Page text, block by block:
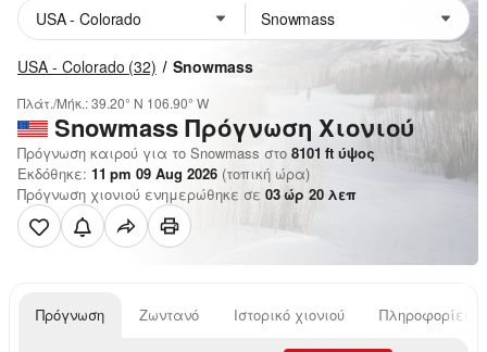
USA - Colorado (32) Snowmass
Πλάτ./Μήκ.:39.20° N 106.90° W
SnowmassΠρόγνωση Χιονιού
Πρόγνωση καιρού για το Snowmass στο 8101 ft ύψος
Εκδόθηκε: 11 pm 09 Aug 2026 (τοπική ώρα)
Πρόγνωση χιονιού ενημερώθηκε σε 03ώρ 20 λεπ
Πρόγνωση Ζωντανό Ιστορικό χιονιού Πληροφορίες